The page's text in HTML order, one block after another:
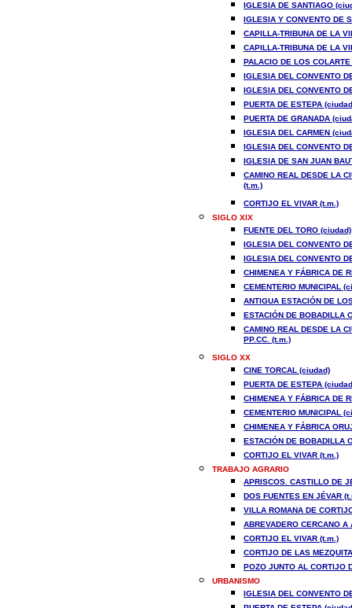
IGLESIA DE SANTIAGO
IGLESIA Y CONVENTO DE
CAPILLA-TRIBUNA DE LA
CAPILLA-TRIBUNA DE LA
PALACIO DE LOS
IGLESIA DEL CONVENTO
IGLESIA DEL CONVENTO
PUERTA DE ESTEPA
PUERTA DE GRANADA
IGLESIA DEL CARMEN
IGLESIA DEL CONVENTO
IGLESIA DE SAN JUAN
CAMINO REAL DESDE LA
(t.m.)
CORTIJO EL VIVAR (t.m.)
SIGLO XIX
FUENTE DEL TORO (ciudad)
IGLESIA DEL CONVENTO
IGLESIA DEL CONVENTO
CHIMENEA Y FÁBRICA DE
CEMENTERIO MUNICIPAL
ANTIGUA ESTACIÓN DE
ESTACIÓN DE BOBADILLA
CAMINO REAL DESDE LA
PP.CC. (t.m.)
SIGLO XX
CINE TORCAL (ciudad)
PUERTA DE ESTEPA
CHIMENEA Y FÁBRICA DE
CEMENTERIO MUNICIPAL
CHIMENEA Y FÁBRICA
ESTACIÓN DE BOBADILLA
CORTIJO EL VIVAR (t.m.)
TRABAJO AGRARIO
APRISCOS. CASTILLO DE
DOS FUENTES EN JÉVAR
VILLA ROMANA DE
ABREVADERO CERCANO A
CORTIJO EL VIVAR (t.m.)
CORTIJO DE LAS
POZO JUNTO AL CORTIJO
URBANISMO
IGLESIA DEL CONVENTO